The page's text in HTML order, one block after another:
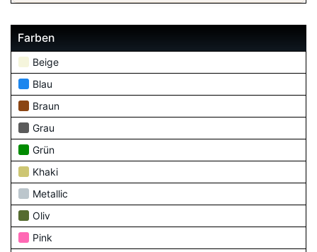
Farben
Beige
Blau
Braun
Grau
Grün
Khaki
Metallic
Oliv
Pink